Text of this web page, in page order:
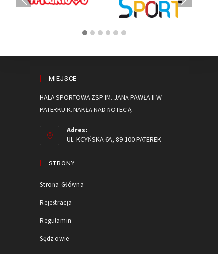
MIEJSCE
HALA SPORTOWA ZSP IM. JANA PAWŁA II W
PATERKU K. NAKŁA NAD NOTECIĄ
Adres:
UL. KCYŃSKA 6A, 89-100 PATEREK
STRONY
Strona Główna
Rejestracja
Regulamin
Sędziowie